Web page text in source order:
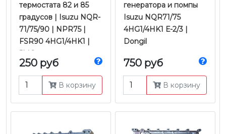
термостата 82 и 85
градусов | Isuzu NQR-
71/75/90 | NPR75 |
FSR90 4HG1/4HK1 |
JMC
250 руб
В корзину
генератора и помпы
Isuzu NQR71/75
4HG1/4HK1 Е-2/3 |
Dongil
750 руб
В корзину